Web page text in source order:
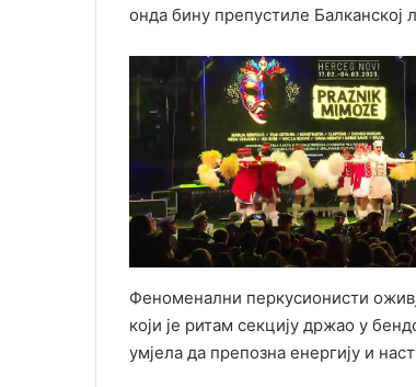
онда бину препустиле Балканској
Феноменални перкусионисти
који је ритам секцију држао у
умјела да препозна енергију и